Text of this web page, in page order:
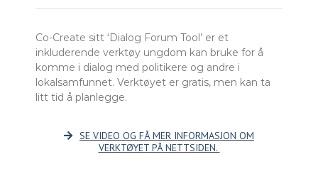
Co-Create sitt ‘Dialog Forum Tool’ er et
inkluderende verktøy ungdom kan bruke for å
komme i dialog med politikere og andre i
lokalsamfunnet. Verktøyet er gratis, men kan ta
litt tid å planlegge.
SE VIDEO OG FÅ MER INFORMASJON OM
VERKTØYET PÅ NETTSIDEN.